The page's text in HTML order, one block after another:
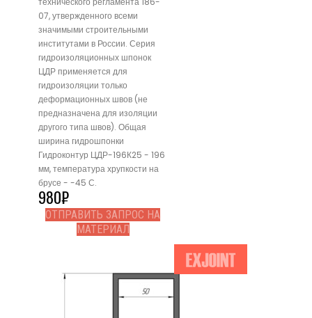
07, утвержденного всеми
значимыми строительными
институтами в России. Серия
гидроизоляционных шпонок
ЦДР применяется для
гидроизоляции только
деформационных швов (не
предназначена для изоляции
другого типа швов). Общая
ширина гидрошпонки
Гидроконтур ЦДР-196К25 - 196
мм, температура хрупкости на
брусе - -45 С.
980₽
ОТПРАВИТЬ ЗАПРОС НА
МАТЕРИАЛ